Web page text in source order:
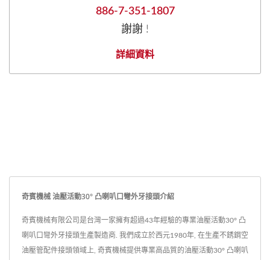
886-7-351-1807
謝謝 !
詳細資料
奇賓機械 油壓活動30° 凸喇叭口彎外牙接頭介紹
奇賓機械有限公司是台灣一家擁有超過43年經驗的專業油壓活動30° 凸
喇叭口彎外牙接頭生產製造商. 我們成立於西元1980年, 在生產不銹鋼空
油壓管配件接頭領域上, 奇賓機械提供專業高品質的油壓活動30° 凸喇叭